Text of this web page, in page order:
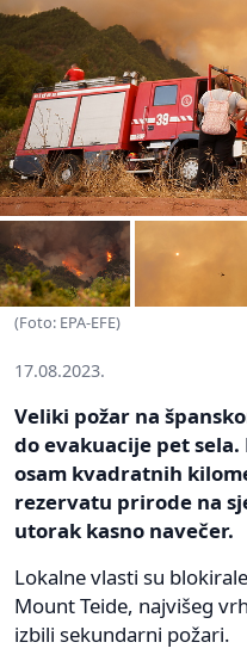
(Foto: EPA-EFE)
17.08.2023.
Veliki požar na
do evakuacije pet
osam kvadratnih
rezervatu prirode na
utorak kasno navečer.
Lokalne vlasti su
Mount Teide, najvišeg
izbili sekundarni požari.